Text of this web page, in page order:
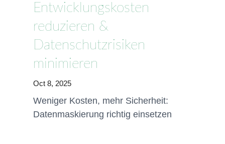
Entwicklungskosten
reduzieren &
Datenschutzrisiken
minimieren
Oct 8, 2025
Weniger Kosten, mehr Sicherheit:
Datenmaskierung richtig einsetzen